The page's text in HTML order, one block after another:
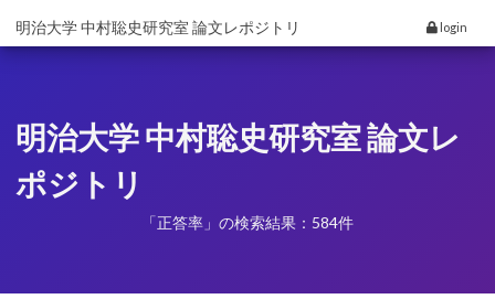
明治大学 中村聡史研究室 論文レポジトリ login
明治大学 中村聡史研究室 論文レ
ポジトリ
「正答率」の検索結果：584件